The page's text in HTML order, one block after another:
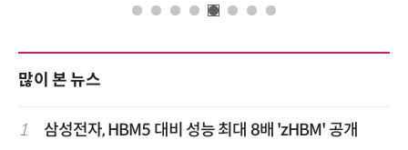
많이 본 뉴스
1 삼성전자, HBM5 대비 성능 최대 8배 'zHBM' 공개